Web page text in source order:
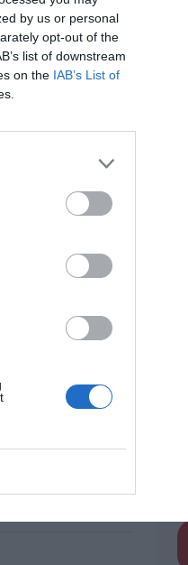
by us or personal
opt-out of the
list of downstream
on the IAB’s List of